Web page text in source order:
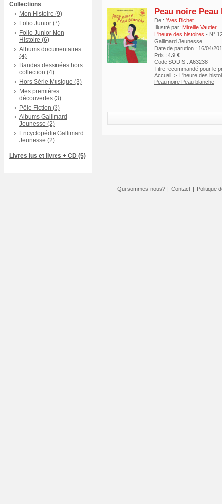
Collections
Mon Histoire (9)
Folio Junior (7)
Folio Junior Mon
Histoire (6)
Albums documentaires
(4)
Bandes dessinées hors
collection (4)
Hors Série Musique (3)
Mes premières
découvertes (3)
Pôle Fiction (3)
Albums Gallimard
Jeunesse (2)
Encyclopédie Gallimard
Jeunesse (2)
Livres lus et livres + CD (5)
Peau noire Peau
De : Yves Bichet
Illustré par: Mireille Vautier
L'heure des histoires - N° 12
Gallimard Jeunesse
Date de parution : 16/04/
Prix : 4.9 €
Code SODIS : A63238
Titre recommandé pour le
Accueil > L'heure des
Peau noire Peau blanche
Qui sommes-nous? | Contact | Politique